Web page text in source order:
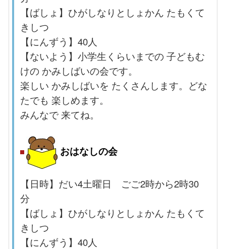
【ばしょ】ひがしなりとしょかん たもくて
きしつ
【にんずう】40人
【ないよう】小学生くらいまでの 子どもむ
けの かみしばいの会です。
楽しい かみしばいを たくさんします。どな
たでも 楽しめます。
みんなで 来てね。
おはなしの会
【日時】だい4土曜日 ごご2時から2時30
分
【ばしょ】ひがしなりとしょかん たもくて
きしつ
【にんずう】40人